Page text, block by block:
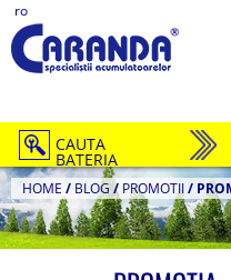
ro
CAUTA
BATERIA
HOME / BLOG/ PROMOTII/